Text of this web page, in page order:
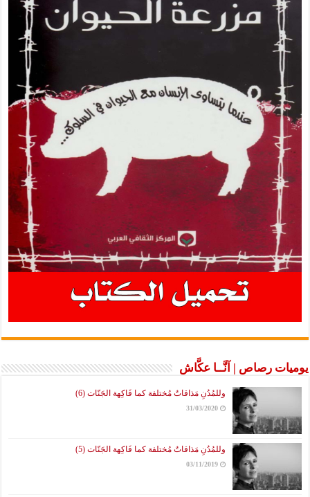
يوميات رصاص | آنَّــا عكَّاش
وللمُدُنِ مَذاقاتٌ مُختلفة كما فَاكِهة الجَنّات (6)
31/03/2020
وللمُدُنِ مَذاقاتٌ مُختلفة كما فَاكِهة الجَنّات (5)
03/11/2019